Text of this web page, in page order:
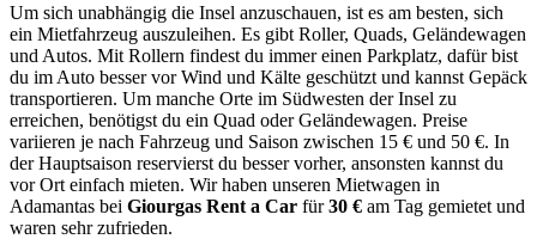
Um sich unabhängig die Insel anzuschauen, ist es am besten, sich
ein Mietfahrzeug auszuleihen. Es gibt Roller, Quads, Geländewagen
und Autos. Mit Rollern findest du immer einen Parkplatz, dafür bist
du im Auto besser vor Wind und Kälte geschützt und kannst Gepäck
transportieren. Um manche Orte im Südwesten der Insel zu
erreichen, benötigst du ein Quad oder Geländewagen. Preise
variieren je nach Fahrzeug und Saison zwischen 15 € und 50 €. In
der Hauptsaison reservierst du besser vorher, ansonsten kannst du
vor Ort einfach mieten. Wir haben unseren Mietwagen in
Adamantas bei Giourgas Rent a Car für30 € am Tag gemietet und
waren sehr zufrieden.